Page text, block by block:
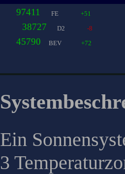
97411 FE +51
38727 D2 -8
45790 BEV +72
Ein
3